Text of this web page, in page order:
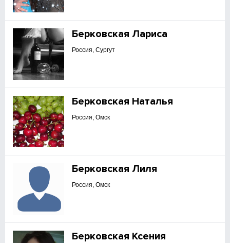
Берковская Лариса
Россия, Сургут
Берковская Наталья
Россия, Омск
Берковская Лиля
Россия, Омск
Берковская Ксения